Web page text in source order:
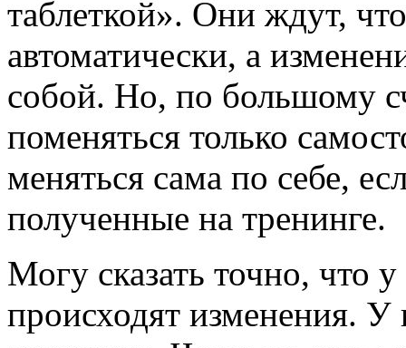
таблеткой». Они ждут,
автоматически, а
собой. Но, по большому
поменяться только
меняться сама по себе,
полученные на тренинге.
Могу сказать точно, что
происходят изменения.